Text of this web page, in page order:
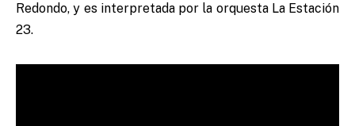
Redondo, y es interpretada por la orquesta La Estación
23.